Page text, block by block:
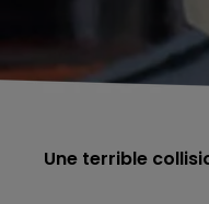
Une terrible